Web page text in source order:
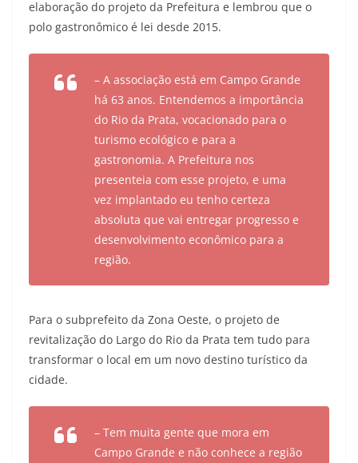
elaboração do projeto da Prefeitura e lembrou que o
polo gastronômico é lei desde 2015.
– A associação está em Campo Grande
há 63 anos. Entendemos a importância
do Rio da Prata, vocacionado para o
turismo ecológico e para a
gastronomia. A Prefeitura nos
presenteia com esse projeto, e uma
vez implantado eu tenho certeza
absoluta que vai entregar progresso e
desenvolvimento econômico para a
região.
Para o subprefeito da Zona Oeste, o projeto de
revitalização do Largo do Rio da Prata tem tudo para
transformar o local em um novo destino turístico da
cidade.
– Tem muita gente que mora em
Campo Grande e não conhece a região